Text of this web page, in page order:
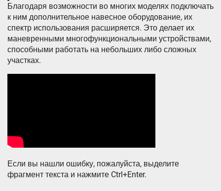
Благодаря возможности во многих моделях подключать
к ним дополнительное навесное оборудование, их
спектр использования расширяется. Это делает их
маневренными многофункциональными устройствами,
способными работать на небольших либо сложных
участках.
Если вы нашли ошибку, пожалуйста, выделите
фрагмент текста и нажмите Ctrl+Enter.